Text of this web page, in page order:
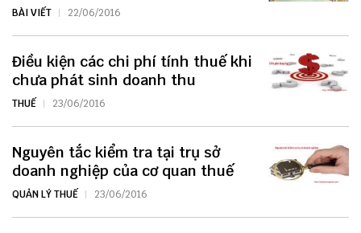
BÀI VIẾT 22/06/2016
Điều kiện các chi phí tính thuế khi
chưa phát sinh doanh thu
THUẾ 23/06/2016
Nguyên tắc kiểm tra tại trụ sở
doanh nghiệp của cơ quan thuế
QUẢN LÝ THUẾ 23/06/2016